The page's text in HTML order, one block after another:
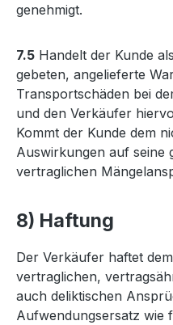
genehmigt.
7.5 Handelt der Kunde
gebeten, angelieferte
Transportschäden bei
und den Verkäufer
Kommt der Kunde dem
Auswirkungen auf seine
vertraglichen
8) Haftung
Der Verkäufer haftet
vertraglichen,
auch deliktischen
Aufwendungsersatz wie